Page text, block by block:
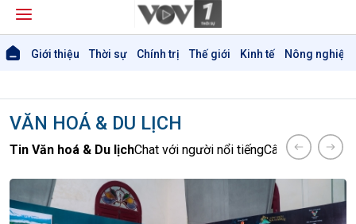
Giới thiệu Thời sự Chính trị Thế giới Kinh tế Nông nghiệp
VĂN HOÁ & DU LỊCH
Tin Văn hoá & Du lịchChat với người nổi tiếngCâu chuyện Thể